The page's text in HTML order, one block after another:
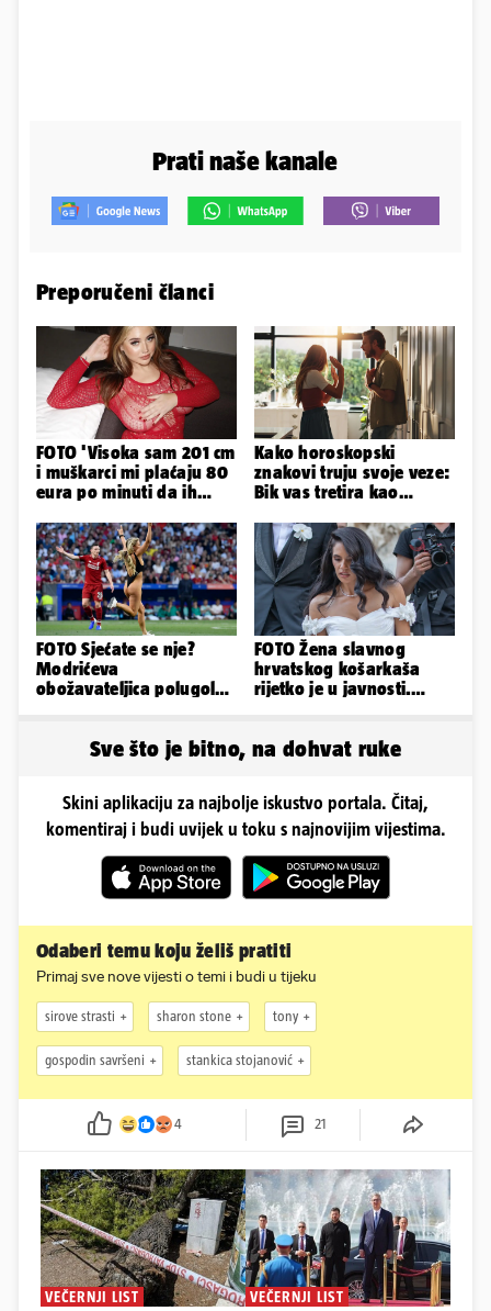
Prati naše kanale
Preporučeni članci
FOTO 'Visoka sam 201 cm
i muškarci mi plaćaju 80
eura po minuti da ih
Kako horoskopski
znakovi truju svoje veze:
Bik vas tretira kao
ugovor
FOTO Sjećate se nje?
Modrićeva
obožavateljica polugola
FOTO Žena slavnog
hrvatskog košarkaša
rijetko je u javnosti.
Sve što je bitno, na dohvat ruke
Skini aplikaciju za najbolje iskustvo portala. Čitaj,
komentiraj i budi uvijek u toku s najnovijim vijestima.
Odaberi temu koju želiš pratiti
Primaj sve nove vijesti o temi i budi u tijeku
sirove strasti sharon stone tony
gospodin savršeni stankica stojanović
4 21